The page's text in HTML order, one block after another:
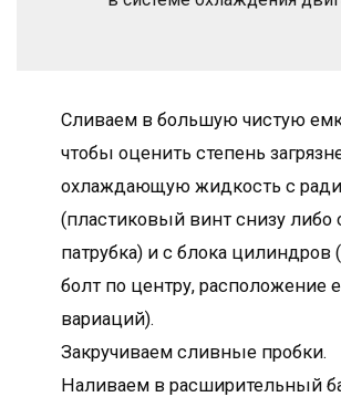
Сливаем в большую чистую
чтобы оценить степень
охлаждающую жидкость с
(пластиковый винт снизу либо
патрубка) и с блока цилиндров
болт по центру, расположение
вариаций).
Закручиваем сливные пробки.
Наливаем в расширительный